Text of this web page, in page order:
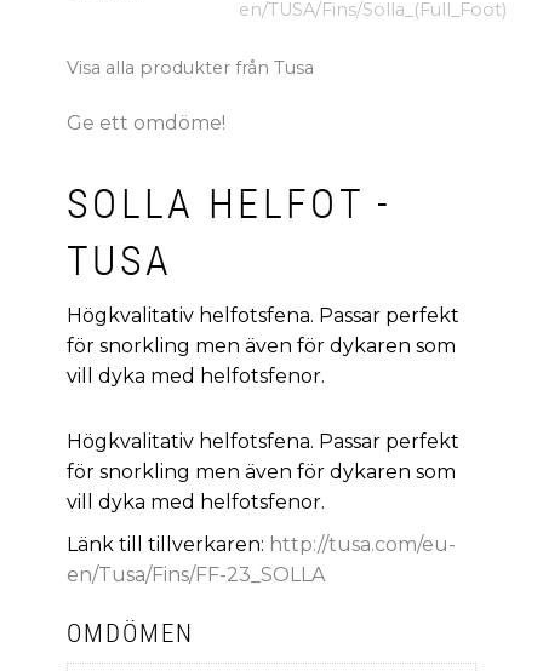
en/TUSA/Fins/Solla_(Full_Foot)
Visa alla produkter från Tusa
Ge ett omdöme!
SOLLA HELFOT -
TUSA
Högkvalitativ helfotsfena. Passar perfekt
för snorkling men även för dykaren som
vill dyka med helfotsfenor.
Högkvalitativ helfotsfena. Passar perfekt
för snorkling men även för dykaren som
vill dyka med helfotsfenor.
Länk till tillverkaren: http://tusa.com/eu-
en/Tusa/Fins/FF-23_SOLLA
OMDÖMEN